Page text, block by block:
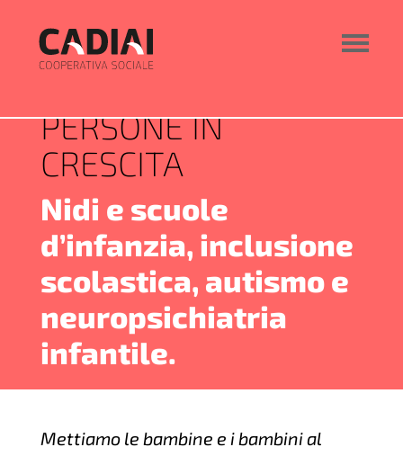
PERSONE IN
CRESCITA
Nidi e scuole
d’infanzia, inclusione
scolastica, autismo e
neuropsichiatria
infantile.
Mettiamo le bambine e i bambini al